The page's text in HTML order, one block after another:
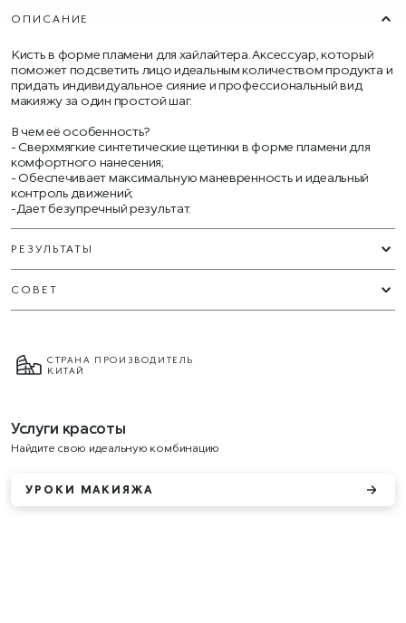
ОПИСАНИЕ
Кисть в форме пламени для хайлайтера. Аксессуар, который
поможет подсветить лицо идеальным количеством продукта и
придать индивидуальное сияние и профессиональный вид
макияжу за один простой шаг.
В чем её особенность?
- Сверхмягкие синтетические щетинки в форме пламени для
комфортного нанесения;
- Обеспечивает максимальную маневренность и идеальный
контроль движений;
-Дает безупречный результат.
РЕЗУЛЬТАТЫ
СОВЕТ
СТРАНА ПРОИЗВОДИТЕЛЬ
КИТАЙ
Услуги красоты
Найдите свою идеальную комбинацию
УРОКИ МАКИЯЖА